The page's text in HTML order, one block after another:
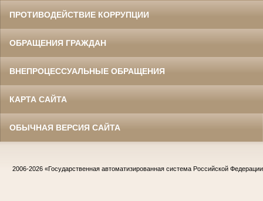
ПРОТИВОДЕЙСТВИЕ КОРРУПЦИИ
ОБРАЩЕНИЯ ГРАЖДАН
ВНЕПРОЦЕССУАЛЬНЫЕ ОБРАЩЕНИЯ
КАРТА САЙТА
ОБЫЧНАЯ ВЕРСИЯ САЙТА
2006-2026 «Государственная автоматизированная система Российской